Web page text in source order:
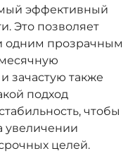
эффективный
Это позволяет
одним прозрачным
зачастую также
подход
чтобы
увеличении
целей.